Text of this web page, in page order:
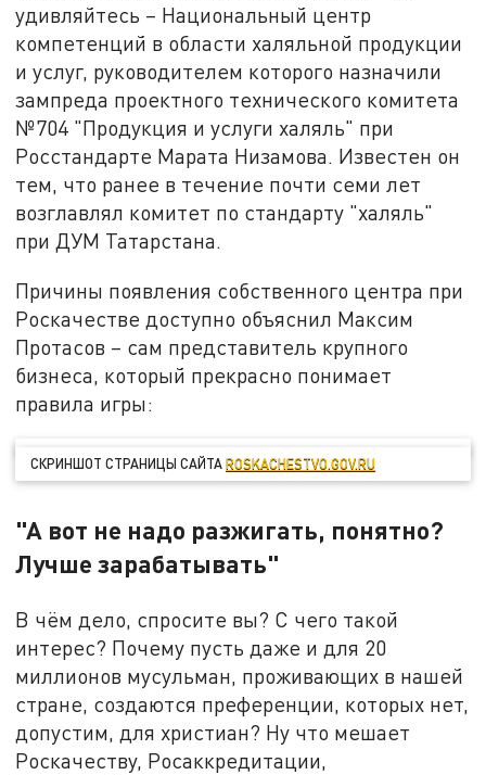
удивляйтесь – Национальный центр
компетенций в области халяльной продукции
и услуг, руководителем которого назначили
зампреда проектного технического комитета
№704 "Продукция и услуги халяль" при
Росстандарте Марата Низамова. Известен он
тем, что ранее в течение почти семи лет
возглавлял комитет по стандарту "халяль"
при ДУМ Татарстана.
Причины появления собственного центра при
Роскачестве доступно объяснил Максим
Протасов – сам представитель крупного
бизнеса, который прекрасно понимает
правила игры:
СКРИНШОТ СТРАНИЦЫ САЙТАROSKACHESTVO.GOV.RU
"А вот не надо разжигать, понятно?
Лучше зарабатывать"
В чём дело, спросите вы? С чего такой
интерес? Почему пусть даже и для 20
миллионов мусульман, проживающих в нашей
стране, создаются преференции, которых нет,
допустим, для христиан? Ну что мешает
Роскачеству, Росаккредитации,